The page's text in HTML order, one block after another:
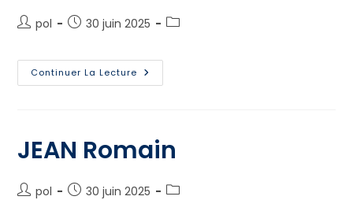
pol 30 juin 2025
Continuer La Lecture
JEAN Romain
pol 30 juin 2025